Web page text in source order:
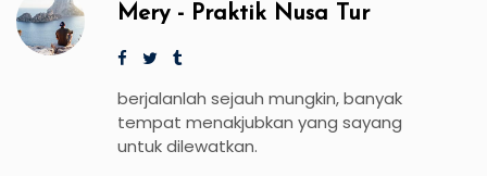
Mery - Praktik Nusa Tur
berjalanlah sejauh mungkin, banyak
tempat menakjubkan yang sayang
untuk dilewatkan.